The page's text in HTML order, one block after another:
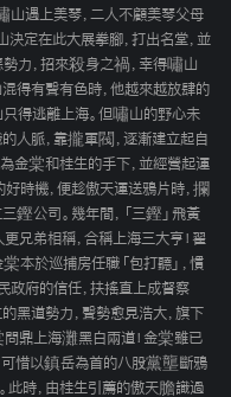
山遇上美琴，二人不顧美琴父母
決定在此大展拳腳，打出名堂，並
力，招來殺身之禍，幸得嘯山
得有聲有色時，他越來越放肆的
得逃離上海。但嘯山的野心未
人脈，靠攏軍閥，逐漸建立起自
金棠和桂生的手下，並經營起運
時機，便趁傲天運送鴉片時，攔
鏗公司。幾年間，「三鏗」飛黃
更兄弟相稱，合稱上海三大亨！翟
本於巡捕房任職「包打聽」，慣
政府的信任，扶搖直上成督察
黑道勢力，聲勢愈見浩大，旗下
鼎上海灘黑白兩道！金棠雖已
可惜以鎮岳為首的八股黨壟斷鴉
此時，由桂生引薦的傲天膽識過